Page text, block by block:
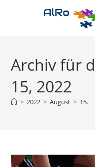
Archiv für
15, 2022
> 2022 > August > 15.